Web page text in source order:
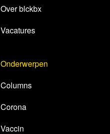
Over blckbx
Vacatures
Onderwerpen
Columns
Corona
Vaccin